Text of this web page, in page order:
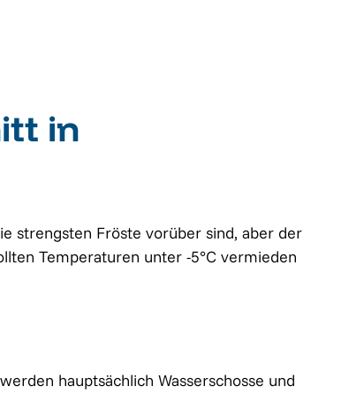
in
strengsten Fröste vorüber sind, aber der
Temperaturen unter -5°C vermieden
hauptsächlich Wasserschosse und